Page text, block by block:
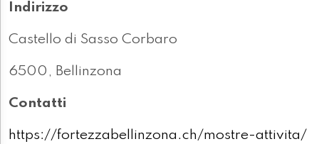
Indirizzo
Castello di Sasso Corbaro
6500, Bellinzona
Contatti
https://fortezzabellinzona.ch/mostre-attivita/